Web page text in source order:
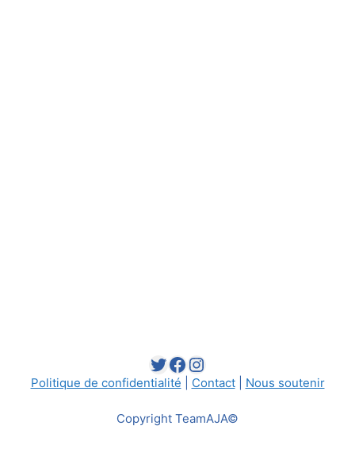
Twitter
Facebook
Instagram
Politique de confidentialité Contact| Nous soutenir
Copyright TeamAJA©